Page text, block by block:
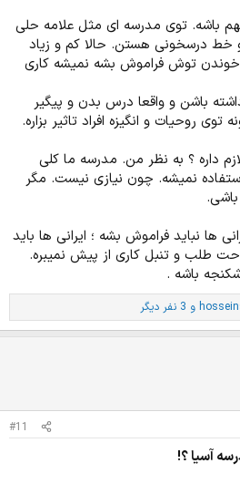
باشه. توی مدرسه ای مثل علامه حلی
درسخونی هستن. حالا کم و زیاد
توش فراموش بشه نمیشه کاری
باشن و واقعا درس بدن و پیگیر
روحیات و انگیزه افراد تاثیر بزاره.
داره ؟ به نظر من. مدرسه ما کلی
استفاده نمیشه. چون نیازی نیست. مگر
ها نباید فراموش بشه ؛ ایرانی ها باید
طلب و تنبل کاری از پیش نمیبره.
باشه .
و 3 نفر دیگر
#11
آسیا ؟!